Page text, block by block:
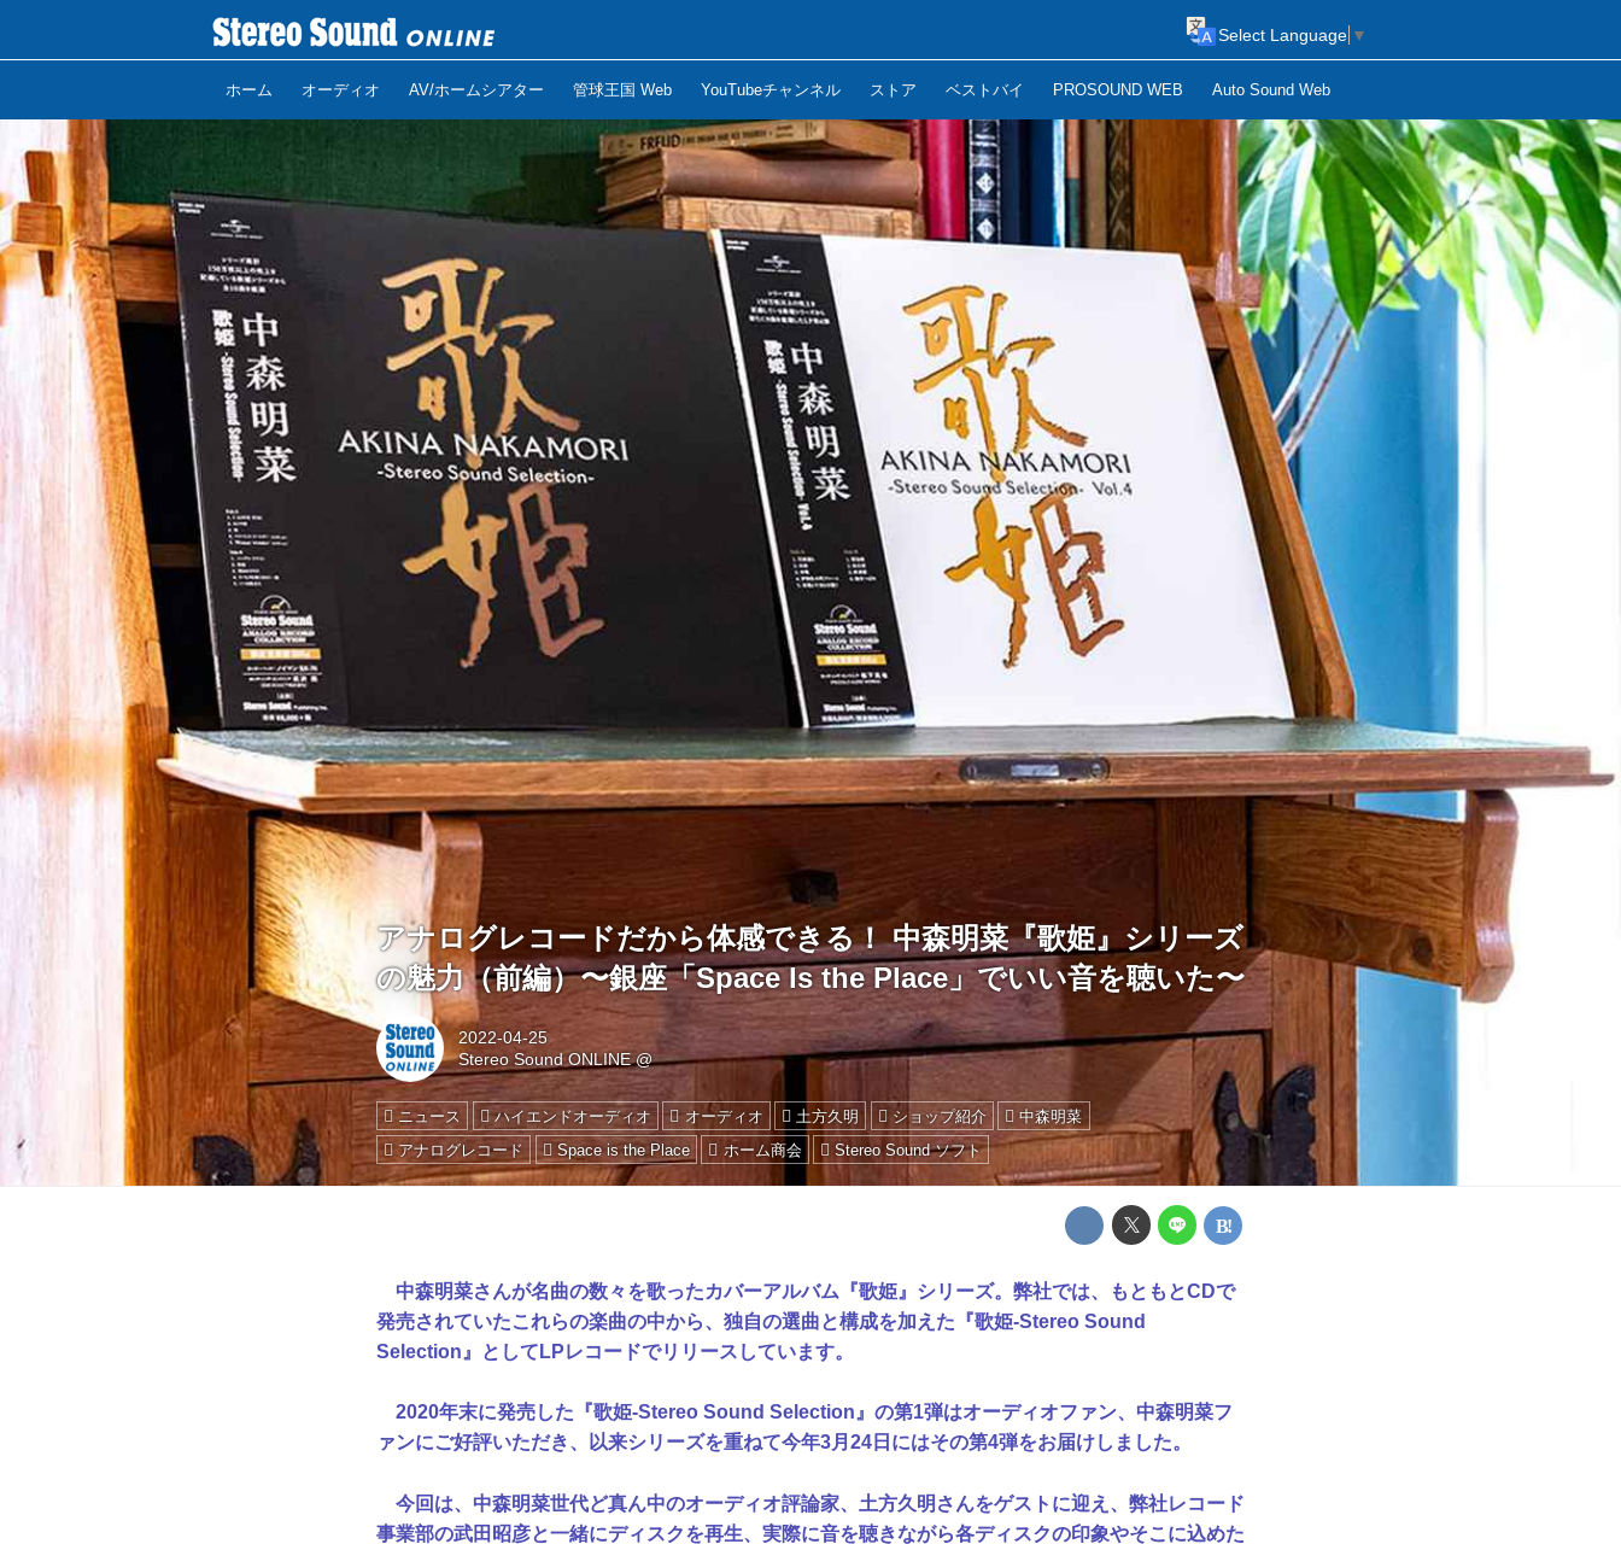
ホーム オーディオ AV/ホームシアター 管球王国 Web YouTubeチャンネル ストア ベストバイ PROSOUND WEB Auto Sound Web
Select Language ▼
アナログレコードだから体感できる！ 中森明菜『歌姫』シリーズ
の魅力（前編）〜銀座「Space Is the Place」でいい音を聴いた〜
2022-04-25
Stereo Sound ONLINE @
ニュース ハイエンドオーディオ オーディオ 土方久明 ショップ紹介
中森明菜
アナログレコード
Space is the Place ホーム商会 Stereo Sound ソフト
中森明菜さんが名曲の数々を歌ったカバーアルバム『歌姫』シリーズ。弊社では、もともとCDで
発売されていたこれらの楽曲の中から、独自の選曲と構成を加えた『歌姫-Stereo Sound
Selection』としてLPレコードでリリースしています。
2020年末に発売した『歌姫-Stereo Sound Selection』の第1弾はオーディオファン、中森明菜フ
ァンにご好評いただき、以来シリーズを重ねて今年3月24日にはその第4弾をお届けしました。
今回は、中森明菜世代ど真ん中のオーディオ評論家、土方久明さんをゲストに迎え、弊社レコード
事業部の武田昭彦と一緒にディスクを再生、実際に音を聴きながら各ディスクの印象やそこに込めた